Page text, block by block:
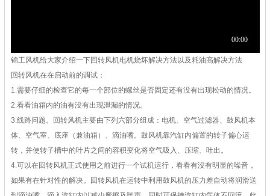
锦工风机给大家介绍一下回转风机电机烧坏解决方法以及耗油高解决方法
回转风机在在启动前的调试：
1.需要仔细的检查它的每一个部位的螺丝是否固定还有没有出现松动的情况。
2.看看油箱内的油有没有出现泄漏的情况。
3.线路问题。回转风机主要由下列六部分组成：电机、空气过滤器、鼓风机本
体、空气室、底座（兼油箱）、滴油嘴。鼓风机靠汽缸内偏置的转子偏心运
转，并使转子槽中的叶片之间的容积变化将空气吸入、压缩、吐出。
4.可以在回转风机正式使用之前进行一个试机运行，看看有没有明显的噪音，
如果有在针对性的解决。回转风机在运转中利用鼓风机的压力差自动将润滑送